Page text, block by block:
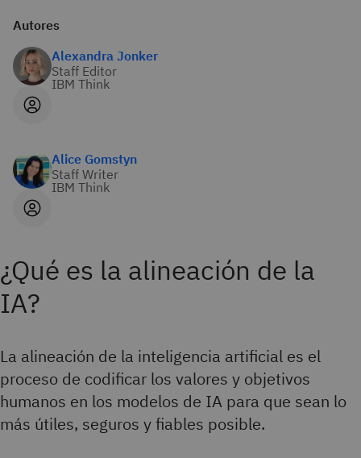
Autores
Alexandra Jonker
Staff Editor
IBM Think
Alice Gomstyn
Staff Writer
IBM Think
¿Qué es la alineación de la
IA?
La alineación de la inteligencia artificial es el
proceso de codificar los valores y objetivos
humanos en los modelos de IA para que sean lo
más útiles, seguros y fiables posible.